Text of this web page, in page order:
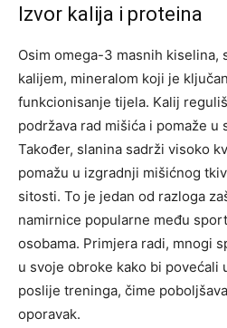
Izvor kalija i proteina
Osim omega-3 masnih kiselina,
kalijem, mineralom koji je
funkcionisanje tijela. Kalij
podržava rad mišića i pomaže u
Također, slanina sadrži visoko
pomažu u izgradnji mišićnog
sitosti. To je jedan od razloga
namirnice popularne među
osobama. Primjera radi, mnogi
u svoje obroke kako bi povećali
poslije treninga, čime
oporavak.